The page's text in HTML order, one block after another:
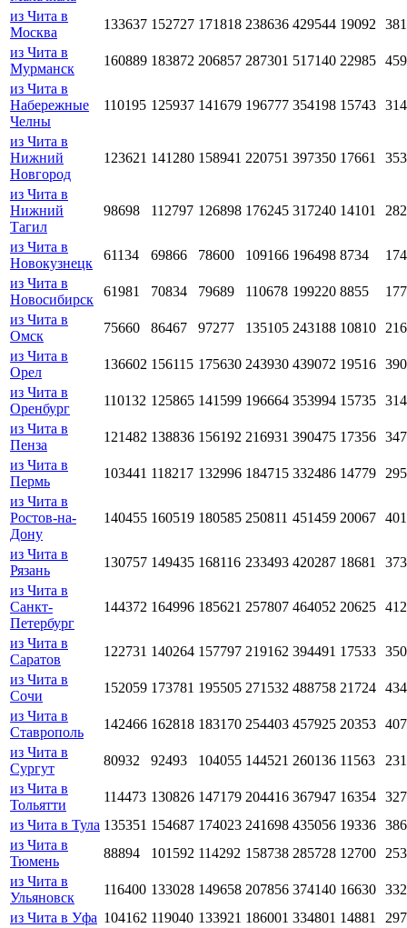
из Чита в
Москва
133637 152727 171818 238636 429544 19092
из Чита в
Мурманск
160889 183872 206857 287301 517140 22985
из Чита в
Набережные
Челны
110195 125937 141679 196777 354198 15743
из Чита в
Нижний
Новгород
123621 141280 158941 220751 397350 17661
из Чита в
Нижний
Тагил
98698 112797 126898 176245 317240 14101
из Чита в
Новокузнецк
61134 69866 78600 109166 196498 8734
из Чита в
Новосибирск
61981 70834 79689 110678 199220 8855
из Чита в
Омск
75660 86467 97277 135105 243188 10810
из Чита в
Орел
136602 156115 175630 243930 439072 19516
из Чита в
Оренбург
110132 125865 141599 196664 353994 15735
из Чита в
Пенза
121482 138836 156192 216931 390475 17356
из Чита в
Пермь
103441 118217 132996 184715 332486 14779
из Чита в
Ростов-на-
Дону
140455 160519 180585 250811 451459 20067
из Чита в
Рязань
130757 149435 168116 233493 420287 18681
из Чита в
Санкт-
Петербург
144372 164996 185621 257807 464052 20625
из Чита в
Саратов
122731 140264 157797 219162 394491 17533
из Чита в
Сочи
152059 173781 195505 271532 488758 21724
из Чита в
Ставрополь
142466 162818 183170 254403 457925 20353
из Чита в
Сургут
80932 92493 104055 144521 260136 11563
из Чита в
Тольятти
114473 130826 147179 204416 367947 16354
из Чита в Тула 135351 154687 174023 241698 435056 19336
из Чита в
Тюмень
88894 101592 114292 158738 285728 12700
из Чита в
Ульяновск
116400 133028 149658 207856 374140 16630
из Чита в Уфа 104162 119040 133921 186001 334801 14881